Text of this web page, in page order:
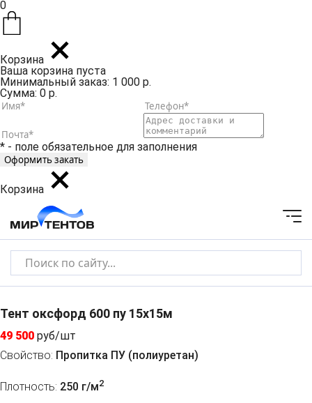
0
Корзина
Ваша корзина пуста
Минимальный заказ: 1 000 р.
Сумма: 0 р.
* - поле обязательное для заполнения
Корзина
Тент оксфорд 600 пу 15х15м
49 500 руб/шт
Свойство: Пропитка ПУ (полиуретан)
Плотность: 250 г/м2